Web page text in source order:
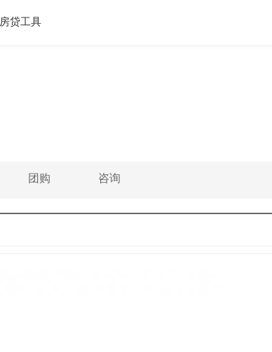
房贷工具
团购 咨询